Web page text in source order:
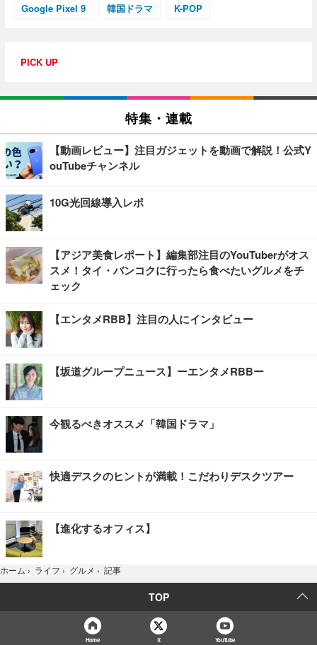
Google Pixel 9 韓国ドラマ K-POP
PICK UP
特集・連載
【動画レビュー】注目ガジェットを動画で解説！公式Y
ouTubeチャンネル
10G光回線導入レポ
【アジア美食レポート】編集部注目のYouTuberがオス
スメ！タイ・バンコクに行ったら食べたいグルメをチ
ェック
【エンタメRBB】注目の人にインタビュー
【坂道グループニュース】ーエンタメRBBー
今観るべきオススメ「韓国ドラマ」
快適デスクのヒントが満載！こだわりデスクツアー
【進化するオフィス】
ホーム › ライフ › グルメ › 記事
TOP
Home X YouTube